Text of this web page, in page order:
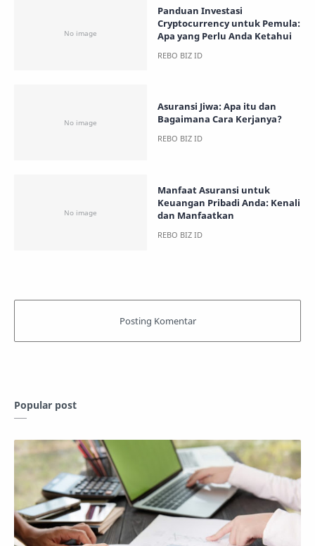
Panduan Investasi
Cryptocurrency untuk Pemula:
Apa yang Perlu Anda Ketahui
Asuransi Jiwa: Apa itu dan
Bagaimana Cara Kerjanya?
Manfaat Asuransi untuk
Keuangan Pribadi Anda: Kenali
dan Manfaatkan
Popular post